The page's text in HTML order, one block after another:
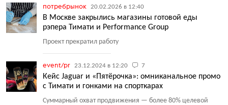
потребрынок 20.02.2026 в 12:40
В Москве закрылись магазины готовой еды
рэпера Тимати и Performance Group
Проект прекратил работу
event/pr 23.12.2024 в 12:20 7
Кейс Jaguar и «Пятёрочка»: омниканальное промо
с Тимати и гонками на спорткарах
Суммарный охват продвижения — более 80% целевой